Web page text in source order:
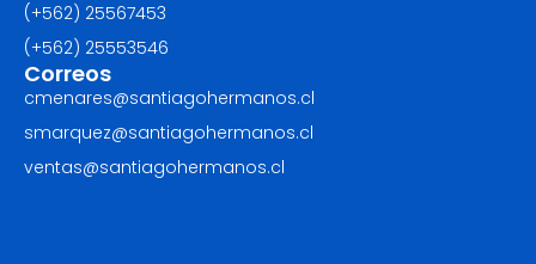
(+562) 25567453‬
(+562) ‪25553546
Correos
cmenares@santiagohermanos.cl
smarquez@santiagohermanos.cl
ventas@santiagohermanos.cl